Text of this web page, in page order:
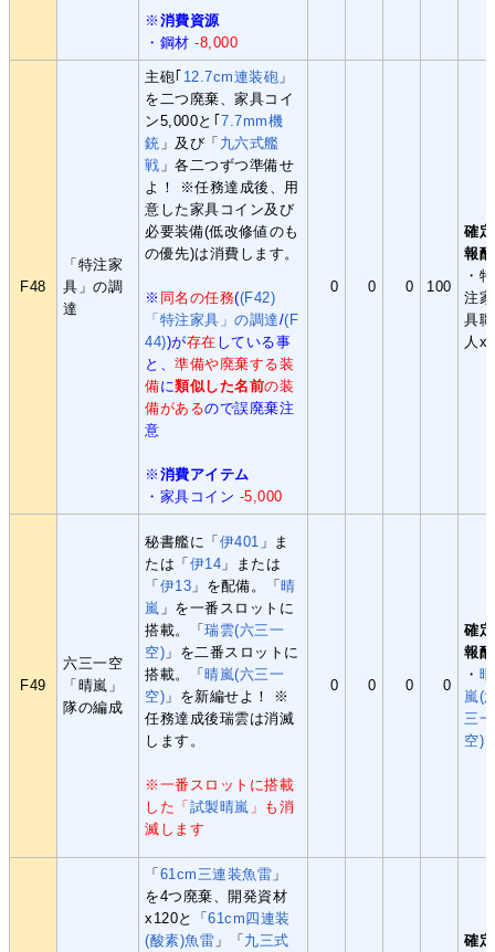
※ 消費資源
・鋼材-8,000
F48
「特注家
具」の調
達
主砲｢ 12.7cm連装砲 」
を二つ廃棄、家具コイ
ン5,000と｢7.7mm機
銃 」及び「 九六式艦
戦 」各二つずつ準備せ
よ！ ※任務達成後、用
意した家具コイン及び
必要装備(低改修値のも
の優先)は消費します。
※ 同名の任務((F42)
「特注家具」の調達/(F
44))が存在 している事
と、準備や廃棄する装
備に類似した名前の装
備があるので誤廃棄注
意
※ 消費アイテム
・家具コイン -5,000
0 0 0 100
確定
報酬
・特
注家
具職
人x1
F49
六三一空
「晴嵐」
隊の編成
秘書艦に「伊401 」ま
たは「伊14 」または
「伊13 」を配備。「晴
嵐 」を一番スロットに
搭載。「瑞雲(六三一
空) 」を二番スロットに
搭載。「晴嵐(六三一
空) 」を新編せよ！ ※
任務達成後瑞雲は消滅
します。
※一番スロットに搭載
した「試製晴嵐 」も消
滅します
0 0 0 0
確定
報酬
・ 晴
嵐(
三一
空)
「61cm三連装魚雷 」
を4つ廃棄、開発資材
x120と「61cm四連装
(酸素)魚雷 」「九三式
確定